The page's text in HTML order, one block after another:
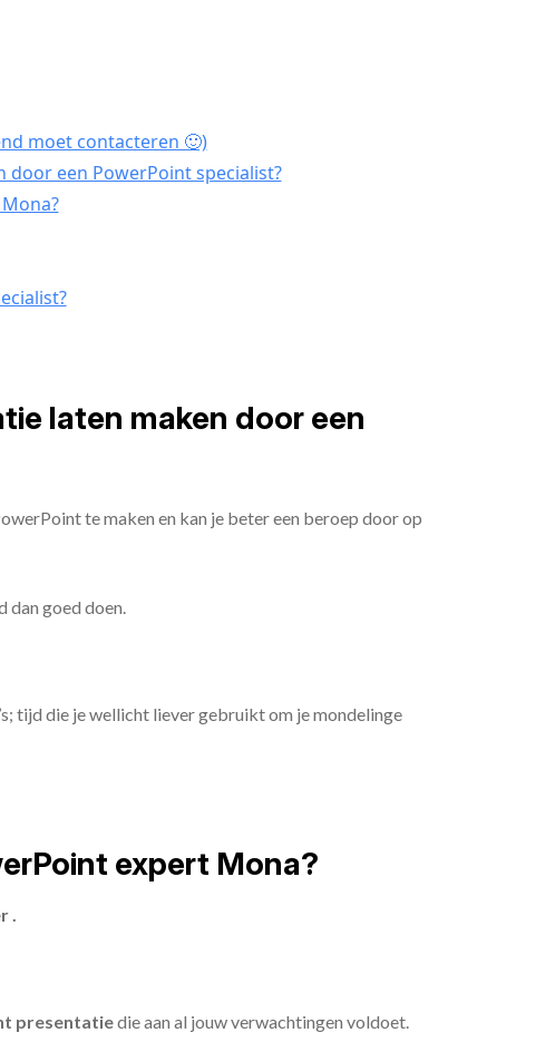
moet contacteren 🙂)
een PowerPoint specialist?
laten maken door een
te maken en kan je beter een beroep door op
dan goed doen.
tijd die je wellicht liever gebruikt om je mondelinge
expert Mona?
.
presentatiedie aan al jouw verwachtingen voldoet.